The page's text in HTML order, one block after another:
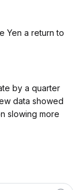
Yen a return to
by a quarter
data showed
slowing more